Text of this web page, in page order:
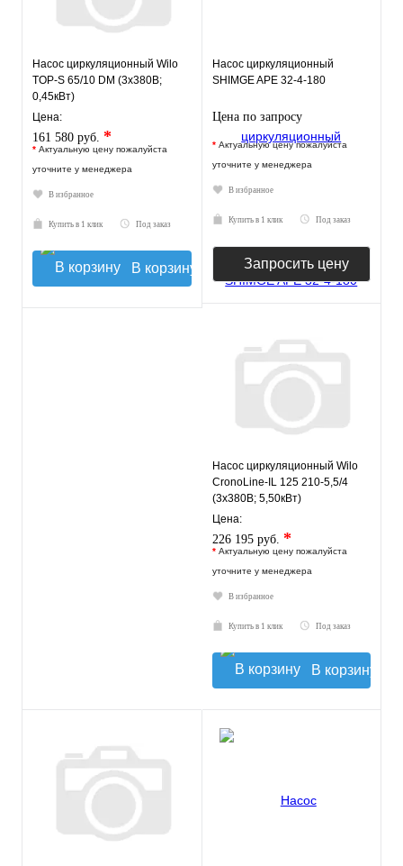
Насос циркуляционный Wilo
TOP-S 65/10 DM (3х380В;
0,45кВт)
Цена:
161 580 руб. *
* Актуальную цену пожалуйста
уточните у менеджера
В избранное
Купить в 1 клик Под заказ
В корзину
Насос циркуляционный
SHIMGE APE 32-4-180
Цена по запросу
* Актуальную цену пожалуйста
уточните у менеджера
В избранное
Купить в 1 клик Под заказ
Запросить цену
Насос циркуляционный Wilo
CronoLine-IL 125 210-5,5/4
(3х380В; 5,50кВт)
Цена:
226 195 руб. *
* Актуальную цену пожалуйста
уточните у менеджера
В избранное
Купить в 1 клик Под заказ
В корзину